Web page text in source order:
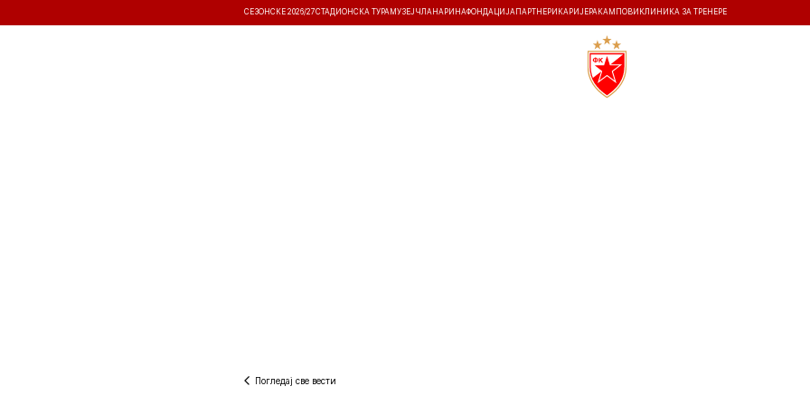
СЕЗОНСКЕ 2026/27СТАДИОНСКА ТУРА МУЗЕЈ ЧЛАНАРИНАФОНДАЦИЈА ПАРТНЕРИ КАРИЈЕРА КАМПОВИ КЛИНИКА ЗА ТРЕНЕРЕ
Погледај све вести